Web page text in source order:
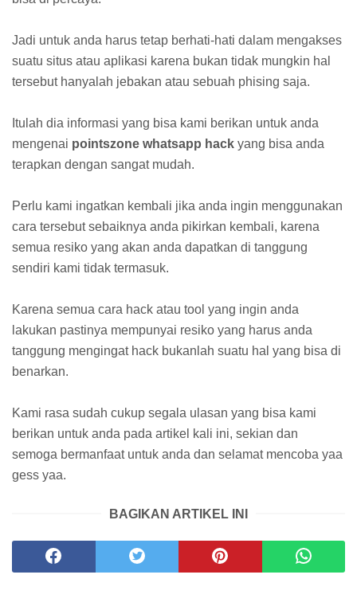
Jadi untuk anda harus tetap berhati-hati dalam mengakses
suatu situs atau aplikasi karena bukan tidak mungkin hal
tersebut hanyalah jebakan atau sebuah phising saja.
Itulah dia informasi yang bisa kami berikan untuk anda
mengenai pointszone whatsapp hack yang bisa anda
terapkan dengan sangat mudah.
Perlu kami ingatkan kembali jika anda ingin menggunakan
cara tersebut sebaiknya anda pikirkan kembali, karena
semua resiko yang akan anda dapatkan di tanggung
sendiri kami tidak termasuk.
Karena semua cara hack atau tool yang ingin anda
lakukan pastinya mempunyai resiko yang harus anda
tanggung mengingat hack bukanlah suatu hal yang bisa di
benarkan.
Kami rasa sudah cukup segala ulasan yang bisa kami
berikan untuk anda pada artikel kali ini, sekian dan
semoga bermanfaat untuk anda dan selamat mencoba yaa
gess yaa.
BAGIKAN ARTIKEL INI